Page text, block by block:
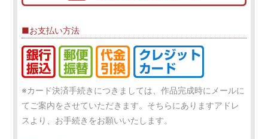
■お支払い方法
※カード決済手続きにつきましては、作品完成時にメールに
てご案内をさせていただきます。そちらにありますアドレ
スより、お手続きをお願いいたします。